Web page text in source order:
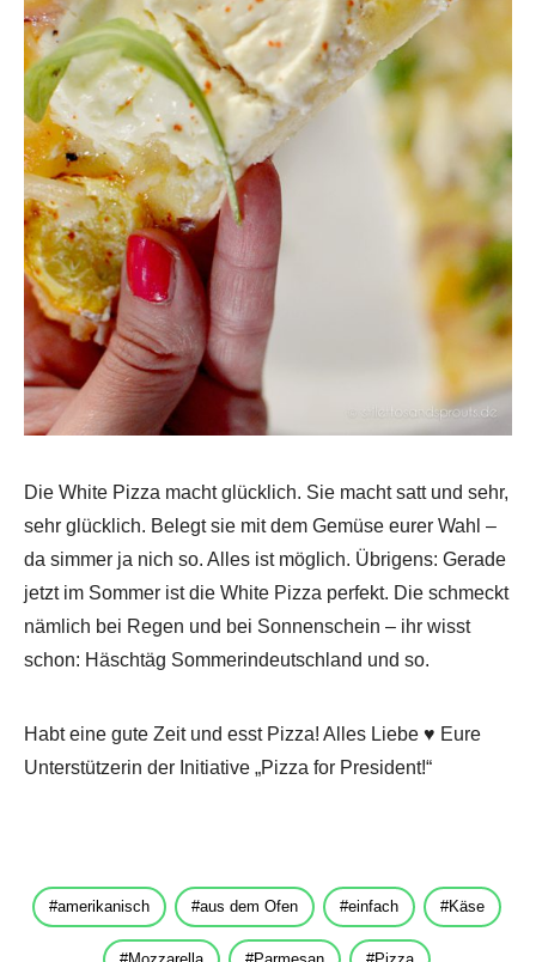
Die White Pizza macht glücklich. Sie macht satt und sehr,
sehr glücklich. Belegt sie mit dem Gemüse eurer Wahl –
da simmer ja nich so. Alles ist möglich. Übrigens: Gerade
jetzt im Sommer ist die White Pizza perfekt. Die schmeckt
nämlich bei Regen und bei Sonnenschein – ihr wisst
schon: Häschtäg Sommerindeutschland und so.
Habt eine gute Zeit und esst Pizza! Alles Liebe ♥ Eure
Unterstützerin der Initiative „Pizza for President!“
amerikanisch aus dem Ofen einfach Käse